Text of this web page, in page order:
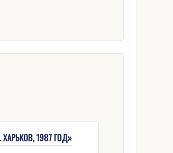
1987 ГОД»